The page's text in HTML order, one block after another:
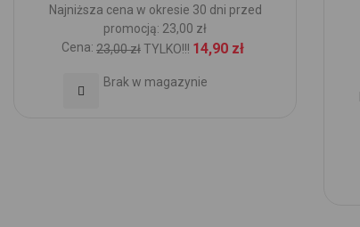
Najniższa cena w okresie 30 dni przed
promocją: 23,00 zł
Cena: 23,00 złTYLKO!!! 14,90 zł
Brak w magazynie
Dodaj